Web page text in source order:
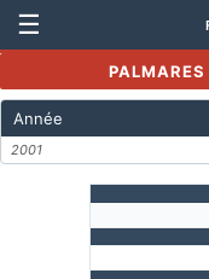
☰
PALMARES
Année
2001